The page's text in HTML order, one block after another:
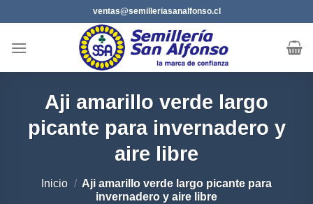
al
contenido
ventas@semilleriasanalfonso.cl
Aji amarillo verde largo
picante para invernadero y
aire libre
Inicio / Aji amarillo verde largo picante para
invernadero y aire libre